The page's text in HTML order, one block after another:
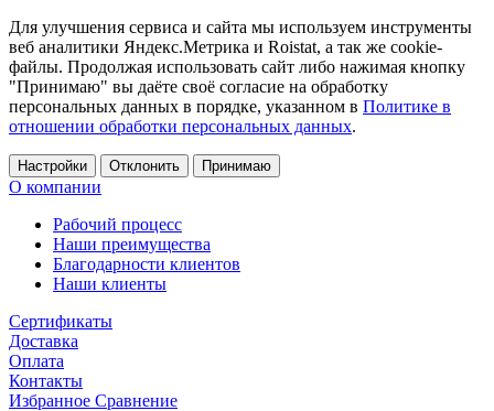
Для улучшения сервиса и сайта мы используем инструменты
веб аналитики Яндекс.Метрика и Roistat, а так же cookie-
файлы. Продолжая использовать сайт либо нажимая кнопку
"Принимаю" вы даёте своё согласие на обработку
персональных данных в порядке, указанном в Политике в
отношении обработки персональных данных.
Настройки Отклонить Принимаю
О компании
Рабочий процесс
Наши преимущества
Благодарности клиентов
Наши клиенты
Сертификаты
Доставка
Оплата
Контакты
Избранное Сравнение